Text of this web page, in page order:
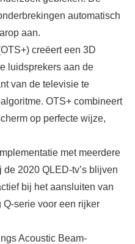
automatisch
aan.
creëert een 3D
luidsprekers aan de
van de televisie te
OTS+ combineert
op perfecte wijze,
met meerdere
de 2020 QLED-tv’s blijven
bij het aansluiten van
serie voor een rijker
Acoustic Beam-